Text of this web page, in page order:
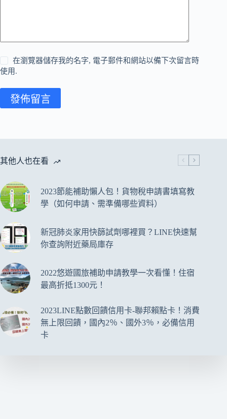
在瀏覽器儲存我的名字, 電子郵件和網站以備下次留言時
使用.
發佈留言
其他人也在看
2023節能補助懶人包！貨物稅申請書填寫教
學（如何申請、需準備哪些資料）
新冠肺炎家用快篩試劑哪裡買？LINE快速幫
你查詢附近藥局庫存
2022悠遊國旅補助申請教學一次看懂！住宿
最高折抵1300元！
2023LINE點數回饋信用卡-聯邦賴點卡！消費
無上限回饋，國內2％、國外3％，必備信用
卡